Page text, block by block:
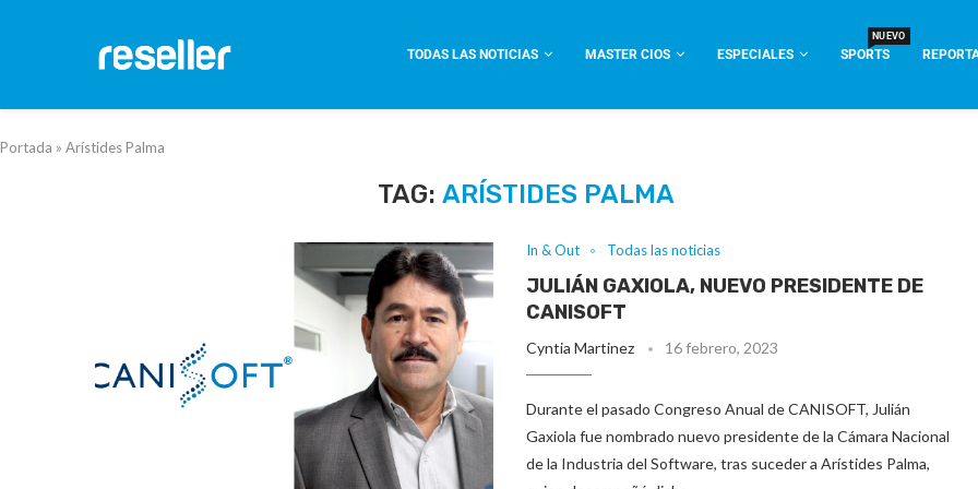
TODAS LAS NOTICIAS MASTER CIOS ESPECIALES SPORTS
NUEVO
Portada » Arístides Palma
TAG: ARÍSTIDES PALMA
In & Out Todas las noticias
JULIÁN GAXIOLA, NUEVO PRESIDENTE DE
CANISOFT
Cyntia Martinez 16 febrero, 2023
Durante el pasado Congreso Anual de CANISOFT, Julián
Gaxiola fue nombrado nuevo presidente de la Cámara Nacional
de la Industria del Software, tras suceder a Arístides Palma,